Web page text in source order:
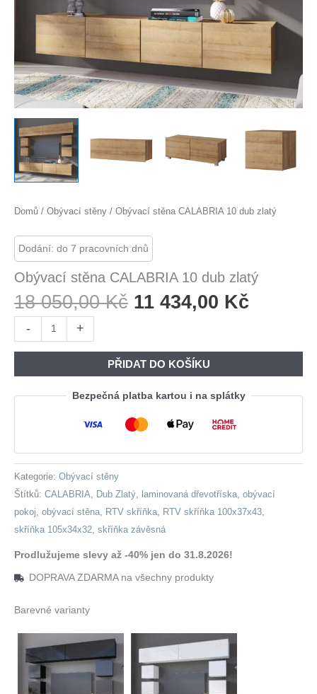
Domů / Obývací stěny / Obývací stěna CALABRIA 10 dub zlatý
Dodání: do 7 pracovních dnů
Obývací stěna CALABRIA 10 dub zlatý
18 050,00Kč Původní
18
050,00 Kč.
11 434,00 Kč
11
434,00
-
stěna
10
dub
+
PŘIDAT DO KOŠÍKU
Bezpečná platba kartou i na splátky
Kategorie: Obývací stěny
Štítků: CALABRIA, Dub Zlatý, laminovaná dřevotříska, obývací
pokoj, obývací stěna, RTV skříňka, RTV skříňka 100x37x43,
skříňka 105x34x32, skříňka závěsná
Prodlužujeme slevy až -40% jen do 31.8.2026!
DOPRAVA ZDARMA na všechny produkty
Barevné varianty